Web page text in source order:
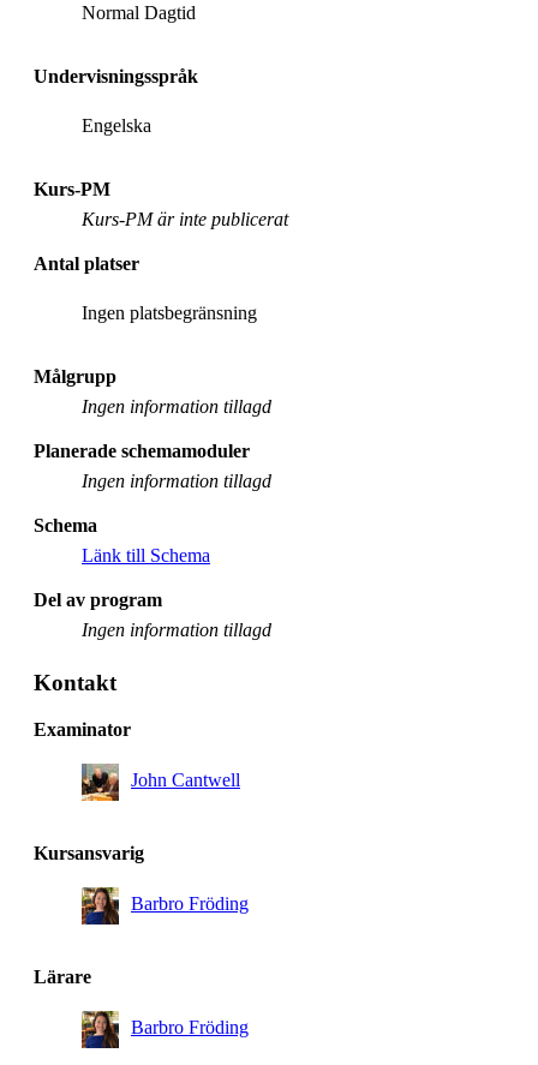
Normal Dagtid
Undervisningsspråk
Engelska
Kurs-PM
Kurs-PM är inte publicerat
Antal platser
Ingen platsbegränsning
Målgrupp
Ingen information tillagd
Planerade schemamoduler
Ingen information tillagd
Schema
Länk till Schema
Del av program
Ingen information tillagd
Kontakt
Examinator
John Cantwell
Kursansvarig
Barbro Fröding
Lärare
Barbro Fröding